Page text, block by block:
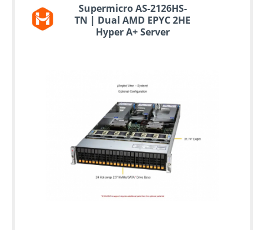
Supermicro AS-2126HS-
TN | Dual AMD EPYC 2HE
Hyper A+ Server